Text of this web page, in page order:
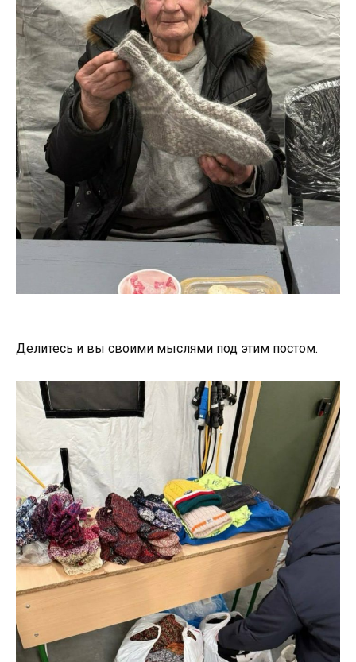
Делитесь и вы своими мыслями под этим постом.